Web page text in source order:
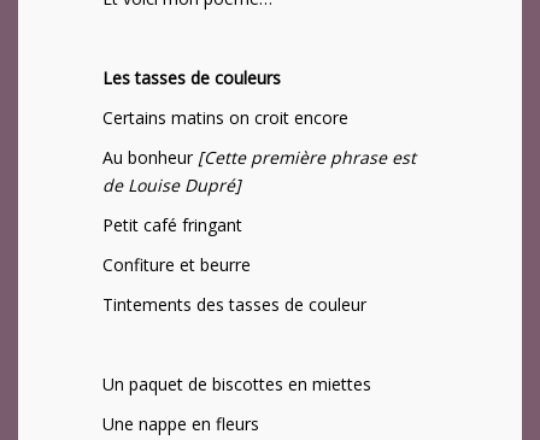
Les tasses de couleurs
Certains matins on croit encore
Au bonheur [Cette première phrase est
de Louise Dupré]
Petit café fringant
Confiture et beurre
Tintements des tasses de couleur
Un paquet de biscottes en miettes
Une nappe en fleurs